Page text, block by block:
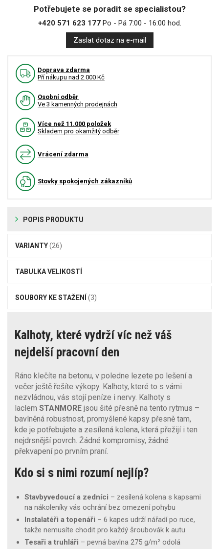
Potřebujete se poradit se specialistou?
+420 571 623 177Po - Pá 7:00 - 16:00 hod.
Zaslat dotaz na e-mail
Doprava zdarma
Pří nákupu nad 2.000 Kč
Osobní odběr
Ve 3 kamenných prodejnách
Více než 11.000 položek
Skladem pro okamžitý odběr
Vrácení zdarma
Stovky spokojených zákazníků
POPIS PRODUKTU
VARIANTY(26)
TABULKA VELIKOSTÍ
SOUBORY KE STAŽENÍ (3)
Kalhoty, které vydrží víc než váš
nejdelší pracovní den
Ráno klečíte na betonu, v poledne lezete po lešení a
večer ještě řešíte výkopy. Kalhoty, které to s vámi
nezvládnou, vás stojí peníze i nervy. Kalhoty s
laclem STANMORE jsou šité přesně na tento rytmus –
bavlněná robustnost, promyšlené kapsy přesně tam,
kde je potřebujete a zesílená kolena, která přežijí i ten
nejdrsnější povrch. Žádné kompromisy, žádné
překvapení po prvním praní.
Kdo si s nimi rozumí nejlíp?
Stavbyvedoucí a zedníci – zesílená kolena s kapsami
na nákoleníky vás ochrání bez omezení pohybu
Instalatéři a topenáři – 6 kapes udrží nářadí po ruce,
takže nemusíte chodit pro každý šroubovák k autu
Tesaři a truhláři – pevná bavlna 275 g/m² odolá